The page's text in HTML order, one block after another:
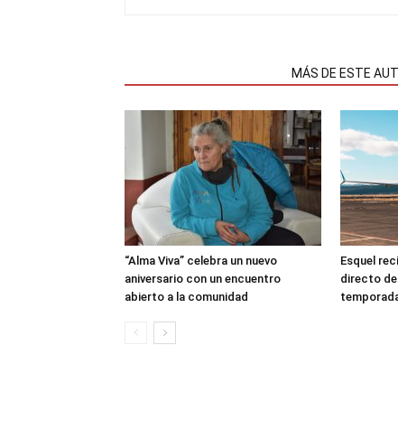
MÁS DE ESTE
“Alma Viva” celebra un nuevo
aniversario con un encuentro
abierto a la comunidad
Esquel
directo